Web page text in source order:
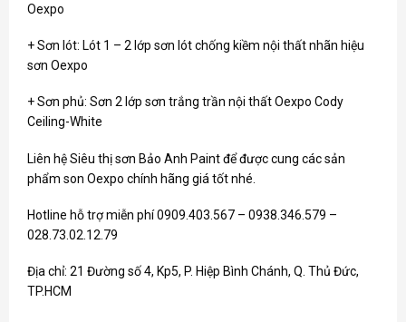
Oexpo
+ Sơn lót: Lót 1 – 2 lớp sơn lót chống kiềm nội thất nhãn hiệu
sơn Oexpo
+ Sơn phủ: Sơn 2 lớp sơn trắng trần nội thất Oexpo Cody
Ceiling-White
Liên hệ Siêu thị sơn Bảo Anh Paint để được cung các sản
phẩm son Oexpo chính hãng giá tốt nhé.
Hotline hỗ trợ miễn phí 0909.403.567 – 0938.346.579 –
028.73.02.12.79
Địa chỉ: 21 Đường số 4, Kp5, P. Hiệp Bình Chánh, Q. Thủ Đức,
TP.HCM